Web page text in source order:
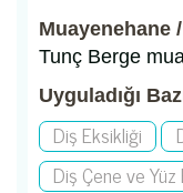
Muayenehane
Tunç Berge
Uyguladığı
Diş Eksikliği
Diş Çene ve